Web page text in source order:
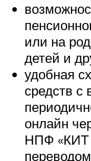
или на
детей и
удобная
средств с
онлайн
НПФ «КИТ